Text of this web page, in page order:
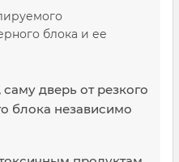
блока и ее
дверь от резкого
блока независимо